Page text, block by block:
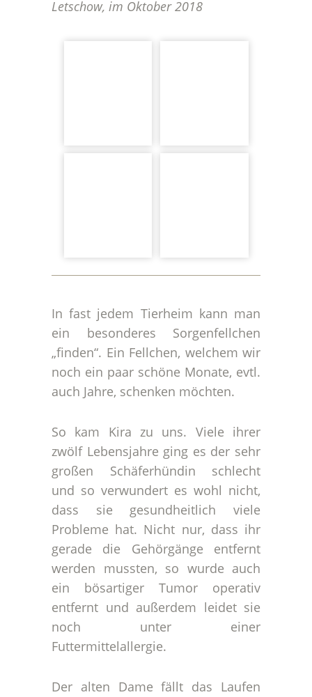
Letschow, im Oktober 2018
In fast jedem Tierheim kann man
ein besonderes Sorgenfellchen
„finden“. Ein Fellchen, welchem wir
noch ein paar schöne Monate, evtl.
auch Jahre, schenken möchten.
So kam Kira zu uns. Viele ihrer
zwölf Lebensjahre ging es der sehr
großen Schäferhündin schlecht
und so verwundert es wohl nicht,
dass sie gesundheitlich viele
Probleme hat. Nicht nur, dass ihr
gerade die Gehörgänge entfernt
werden mussten, so wurde auch
ein bösartiger Tumor operativ
entfernt und außerdem leidet sie
noch unter einer
Futtermittelallergie.
Der alten Dame fällt das Laufen